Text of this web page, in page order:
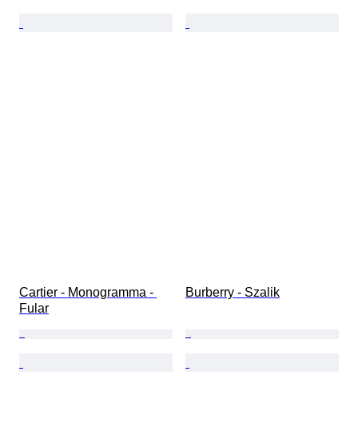
Cartier - Monogramma -
Fular
Burberry - Szalik